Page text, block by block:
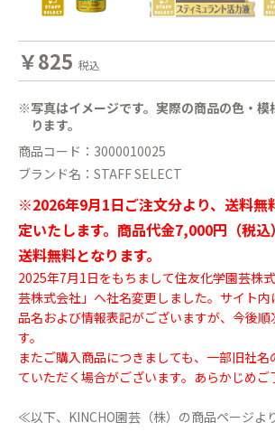
￥825 税込
※写真はイメージです。実際の商品の色・模
ります。
商品コード：3000010025
ブランド名：STAFF SELECT
※2026年9月1日ご注文分より、送料無
定いたします。商品代金7,000円（税
送料無料となります。
2025年7月1日をもちまして住友化学園芸株
芸株式会社」へ社名変更しました。サイト
品名および情報表記がございますが、今後順
す。
またご購入商品につきましても、一部旧社
ていただく場合がございます。あらかじめご
≪以下、KINCHO園芸（株）の商品ページよ